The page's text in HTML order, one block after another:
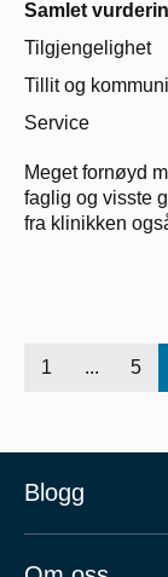
Samlet
Tilgjengelighet
Tillit og
Service
Meget fornøyd
faglig og visste
fra klinikken
1 ... 5
Blogg